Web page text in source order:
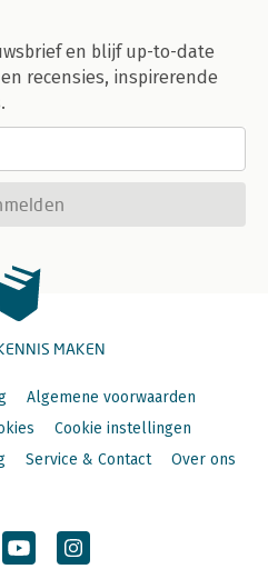
en blijf up-to-date
recensies, inspirerende
MAKEN
Algemene voorwaarden
Cookie instellingen
Service & Contact Over ons